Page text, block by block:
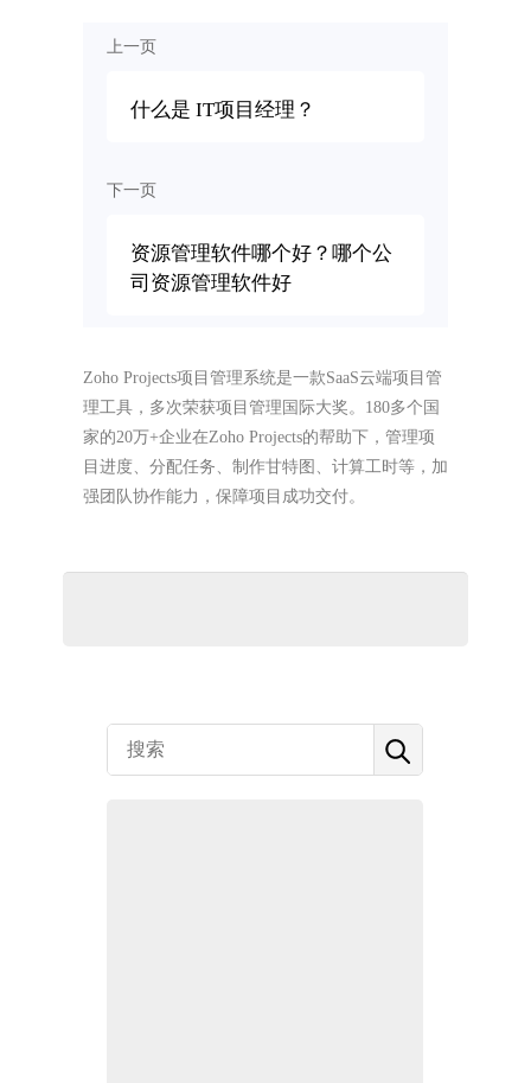
上一页
什么是 IT项目经理？
下一页
资源管理软件哪个好？哪个公
司资源管理软件好
Zoho Projects项目管理系统是一款SaaS云端项目管
理工具，多次荣获项目管理国际大奖。180多个国
家的20万+企业在Zoho Projects的帮助下，管理项
目进度、分配任务、制作甘特图、计算工时等，加
强团队协作能力，保障项目成功交付。